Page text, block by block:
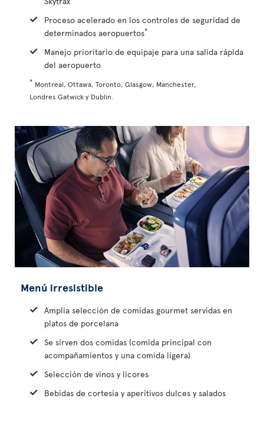
Proceso acelerado en los controles de seguridad de
determinados aeropuertos*
Manejo prioritario de equipaje para una salida rápida
del aeropuerto
* Montreal, Ottawa, Toronto, Glasgow, Manchester,
Londres Gatwick y Dublin.
Menú irresistible
Amplia selección de comidas gourmet servidas en
platos de porcelana
Se sirven dos comidas (comida principal con
acompañamientos y una comida ligera)
Selección de vinos y licores
Bebidas de cortesía y aperitivos dulces y salados